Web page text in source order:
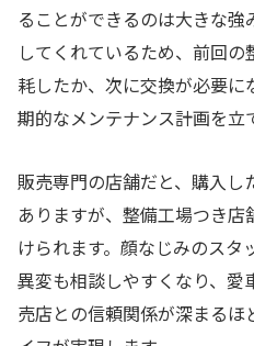
ることができるのは大きな
してくれているため、前回
耗したか、次に交換が必要
期的なメンテナンス計画を立
販売専門の店舗だと、購入し
ありますが、整備工場つき
けられます。顔なじみのスタ
異変も相談しやすくなり、愛
売店との信頼関係が深まるほ